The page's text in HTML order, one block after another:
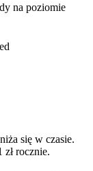
na poziomie
się w czasie.
rocznie.